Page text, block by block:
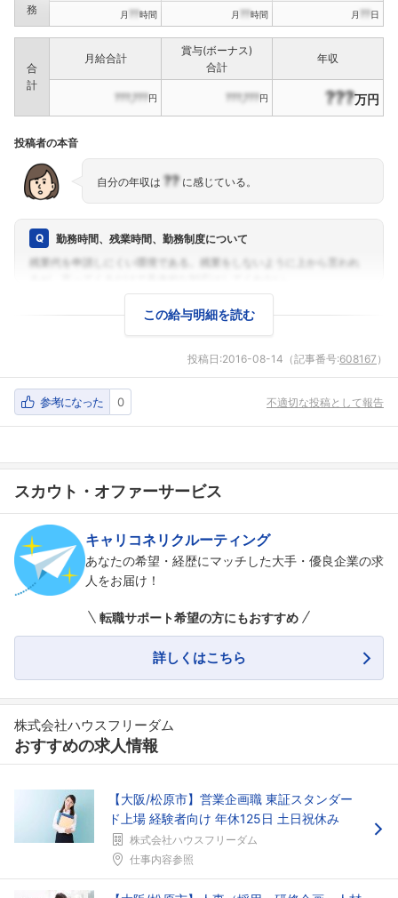
務
月 ??時間 月 ??時間 月 ??日
合
計
月給合計
賞与(ボーナス)
合計
年収
???,???円 ???,???円 ???万円
投稿者の本音
自分の年収は ??に感じている。
勤務時間、残業時間、勤務制度について
この給与明細を読む
投稿日:2016-08-14 （記事番号:608167 ）
参考になった 0 不適切な投稿として報告
スカウト・オファーサービス
キャリコネリクルーティング
あなたの希望・経歴にマッチした大手・優良企業の求
人をお届け！
転職サポート希望の方にもおすすめ
詳しくはこちら
株式会社ハウスフリーダム
おすすめの求人情報
【大阪/松原市】営業企画職 東証スタンダー
ド上場 経験者向け 年休125日 土日祝休み
株式会社ハウスフリーダム
仕事内容参照